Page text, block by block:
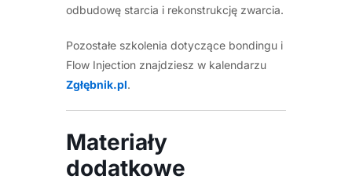
odbudowę starcia i rekonstrukcję zwarcia.
Pozostałe szkolenia dotyczące bondingu i
Flow Injection znajdziesz w kalendarzu
Zgłębnik.pl.
Materiały
dodatkowe